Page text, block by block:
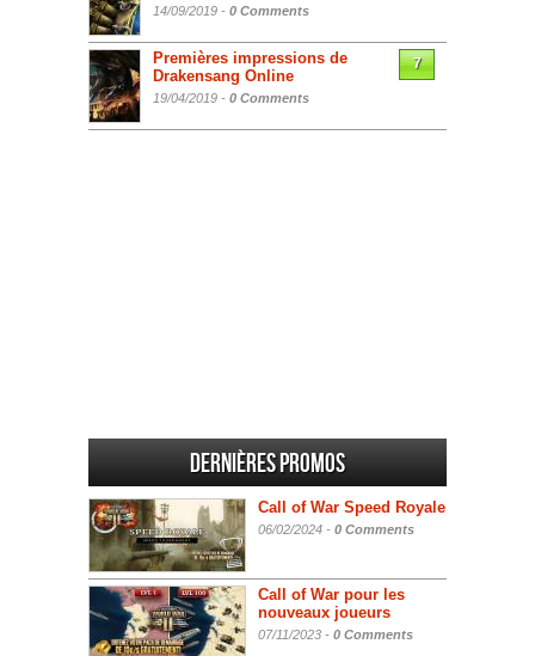
14/09/2019 - 0 Comments
Premières impressions de
Drakensang Online
19/04/2019 - 0 Comments
7
Dernières promos
Call of War Speed Royale
06/02/2024 - 0 Comments
Call of War pour les
nouveaux joueurs
07/11/2023 - 0 Comments